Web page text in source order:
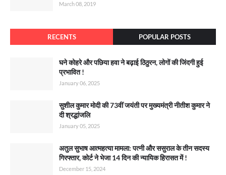
March 08, 2019
RECENTS POPULAR POSTS
घने कोहरे और पछिया हवा ने बढ़ाई ठिठुरन, लोगों की जिंदगी हुई
प्रभावित !
January 06, 2025
सुशील कुमार मोदी की 73वीं जयंती पर मुख्यमंत्री नीतीश कुमार ने
दी श्रद्धांजलि
January 05, 2025
अतुल सुभाष आत्महत्या मामला: पत्नी और ससुराल के तीन सदस्य
गिरफ्तार, कोर्ट ने भेजा 14 दिन की न्यायिक हिरासत में !
December 15, 2024